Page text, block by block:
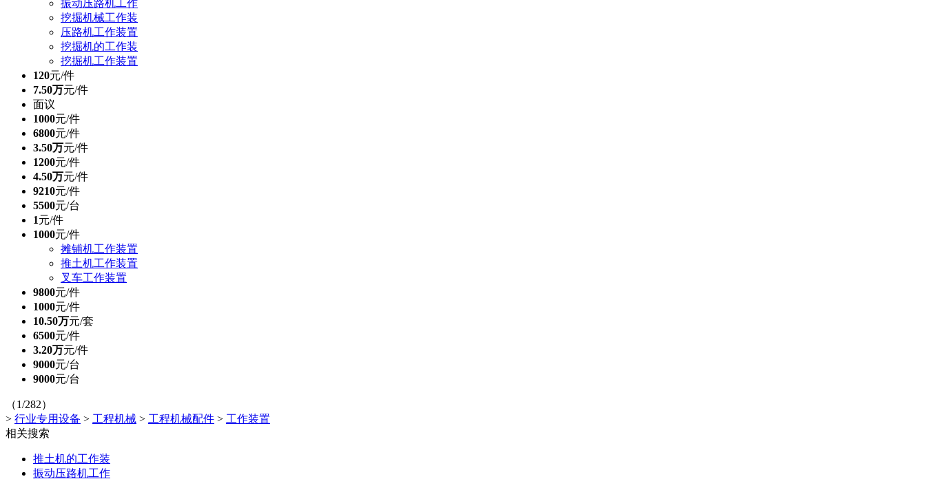
振动压路机工作
挖掘机械工作装
压路机工作装置
挖掘机的工作装
挖掘机工作装置
120元/件
7.50万元/件
面议
1000元/件
6800元/件
3.50万元/件
1200元/件
4.50万元/件
9210元/件
5500元/台
1元/件
1000元/件
摊铺机工作装置
推土机工作装置
叉车工作装置
9800元/件
1000元/件
10.50万元/套
6500元/件
3.20万元/件
9000元/台
9000元/台
（1/282）
> 行业专用设备 > 工程机械 > 工程机械配件 > 工作装置
相关搜索
推土机的工作装
振动压路机工作